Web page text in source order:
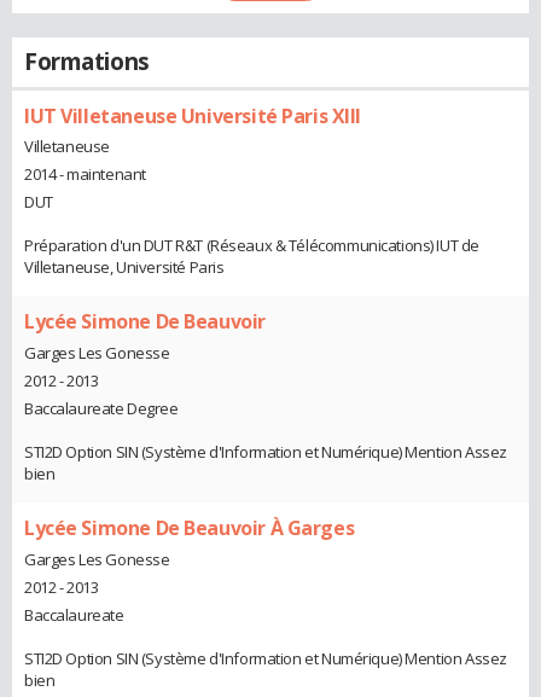
Formations
IUT Villetaneuse Université Paris XIII
Villetaneuse
2014 - maintenant
DUT
Préparation d'un DUT R&T (Réseaux & Télécommunications) IUT de
Villetaneuse, Université Paris
Lycée Simone De Beauvoir
Garges Les Gonesse
2012 - 2013
Baccalaureate Degree
STI2D Option SIN (Système d'Information et Numérique) Mention Assez
bien
Lycée Simone De Beauvoir À Garges
Garges Les Gonesse
2012 - 2013
Baccalaureate
STI2D Option SIN (Système d'Information et Numérique) Mention Assez
bien